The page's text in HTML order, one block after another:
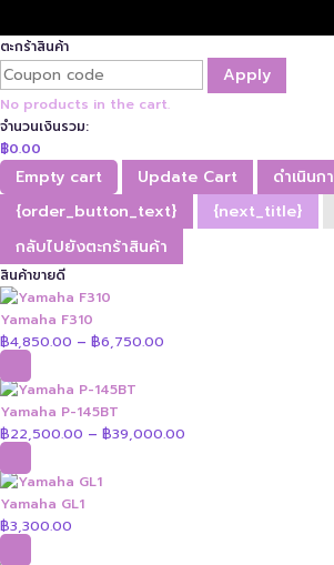
ตะกร้าสินค้า
Apply
No products in the cart.
จำนวนเงินรวม:
฿0.00
Empty cart Update Cart
ดำเนินก
{order_button_text}
{next_title}
กลับไปยังตะกร้าสินค้า
สินค้าขายดี
Yamaha F310
฿4,850.00 – ฿6,750.00
฿6,750.00
Yamaha P-145BT
฿22,500.00 – ฿39,000.00
Yamaha GL1
฿3,300.00